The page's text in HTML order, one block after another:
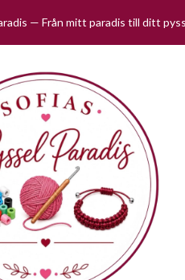
— Från mitt paradis till ditt